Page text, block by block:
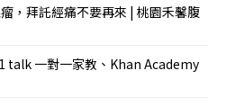
，拜託經痛不要再來 | 桃園禾馨腹
talk 一對一家教、Khan Academy